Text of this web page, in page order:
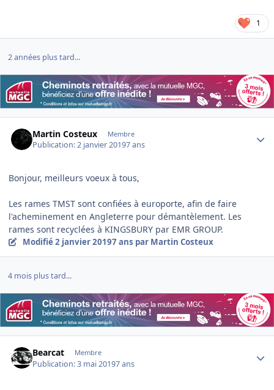
1
2 années plus tard...
Martin Costeux Membre
Publication:2 janvier 20197 ans
Bonjour, meilleurs voeux à tous,
Les rames TMST sont confiées à europorte, afin de faire
l'acheminement en Angleterre pour démantèlement. Les
rames sont recyclées à KINGSBURY par EMR GROUP.
Modifié2 janvier 20197 ans par Martin Costeux
4 mois plus tard...
Bearcat Membre
Publication:3 mai 20197 ans